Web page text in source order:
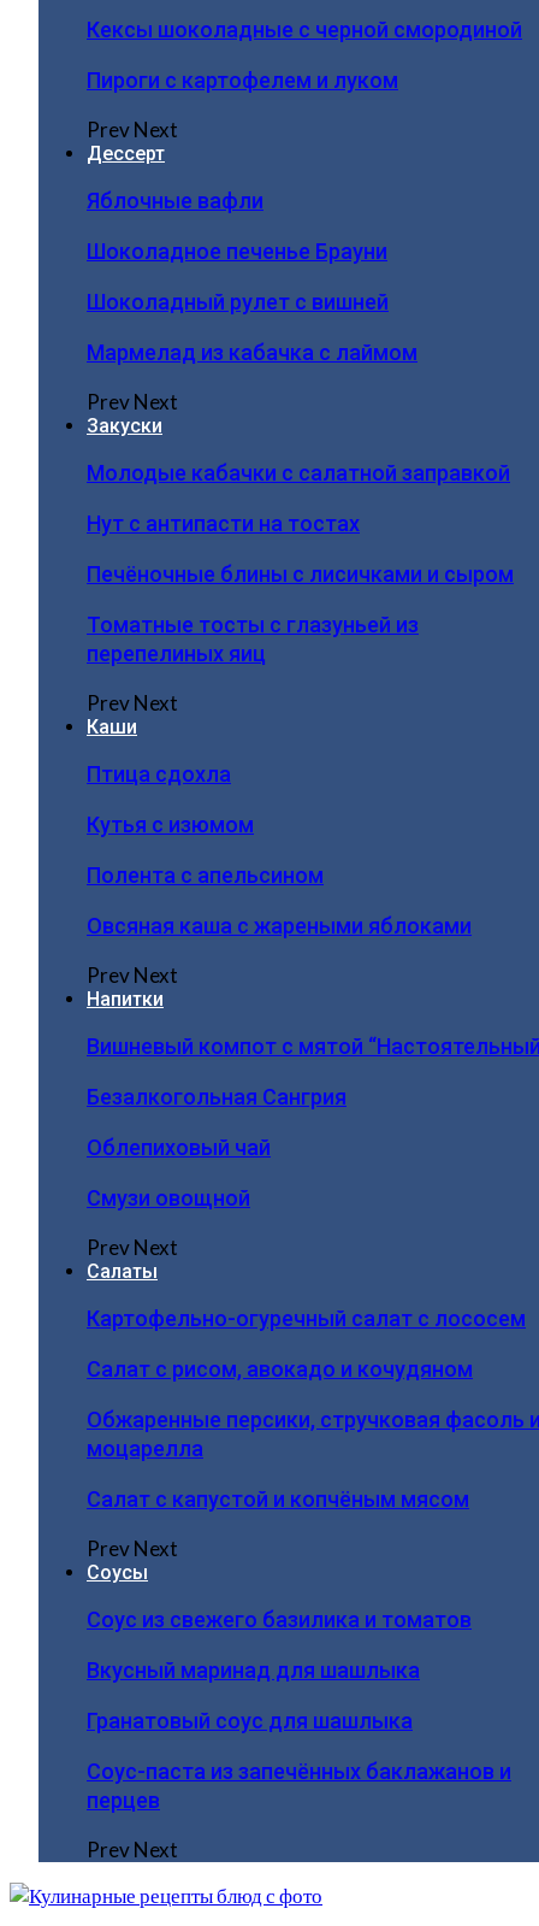
Кексы шоколадные с черной смородиной
Пироги c картофелем и луком
PrevNext
Дессерт
Яблочные вафли
Шоколадное печенье Брауни
Шоколадный рулет с вишней
Мармелад из кабачка с лаймом
PrevNext
Закуски
Молодые кабачки с салатной заправкой
Нут с антипасти на тостах
Печёночные блины с лисичками и сыром
Томатные тосты с глазуньей из
перепелиных яиц
PrevNext
Каши
Птица сдохла
Кутья с изюмом
Полента с апельсином
Овсяная каша с жареными яблоками
PrevNext
Напитки
Вишневый компот с мятой
Безалкогольная Сангрия
Облепиховый чай
Смузи овощной
PrevNext
Салаты
Картофельно-огуречный салат с лососем
Салат с рисом, авокадо и кочудяном
Обжаренные персики, стручковая фасоль
моцарелла
Салат с капустой и копчёным мясом
PrevNext
Соусы
Соус из свежего базилика и томатов
Вкусный маринад для шашлыка
Гранатовый соус для шашлыка
Соус-паста из запечённых баклажанов и
перцев
PrevNext